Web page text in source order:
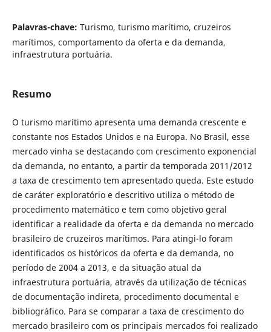
Palavras-chave: Turismo, turismo marítimo, cruzeiros
marítimos, comportamento da oferta e da demanda,
infraestrutura portuária.
Resumo
O turismo marítimo apresenta uma demanda crescente e
constante nos Estados Unidos e na Europa. No Brasil, esse
mercado vinha se destacando com crescimento exponencial
da demanda, no entanto, a partir da temporada 2011/2012
a taxa de crescimento tem apresentado queda. Este estudo
de caráter exploratório e descritivo utiliza o método de
procedimento matemático e tem como objetivo geral
identificar a realidade da oferta e da demanda no mercado
brasileiro de cruzeiros marítimos. Para atingi-lo foram
identificados os históricos da oferta e da demanda, no
período de 2004 a 2013, e da situação atual da
infraestrutura portuária, através da utilização de técnicas
de documentação indireta, procedimento documental e
bibliográfico. Para se comparar a taxa de crescimento do
mercado brasileiro com os principais mercados foi realizado